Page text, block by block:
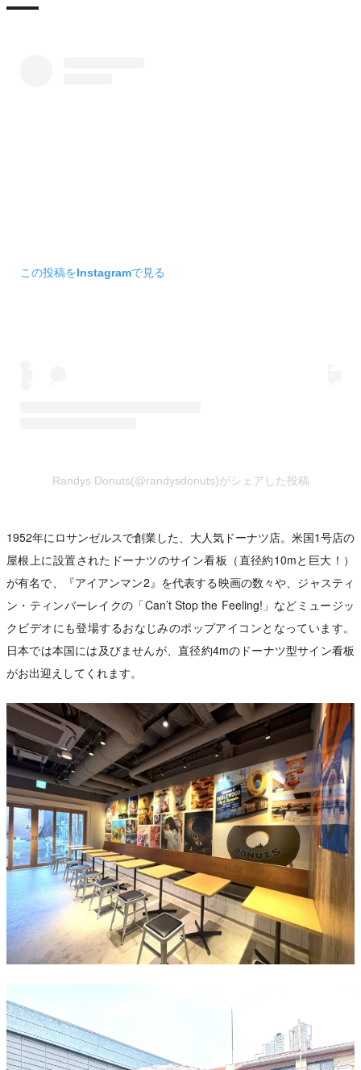
この投稿をInstagramで見る
Randys Donuts(@randysdonuts)がシェアした投稿
1952年にロサンゼルスで創業した、大人気ドーナツ店。米国1号店の
屋根上に設置されたドーナツのサイン看板（直径約10mと巨大！）
が有名で、『アイアンマン2』を代表する映画の数々や、ジャスティ
ン・ティンバーレイクの「Can’t Stop the Feeling!」などミュージッ
クビデオにも登場するおなじみのポップアイコンとなっています。
日本では本国には及びませんが、直径約4mのドーナツ型サイン看板
がお出迎えしてくれます。